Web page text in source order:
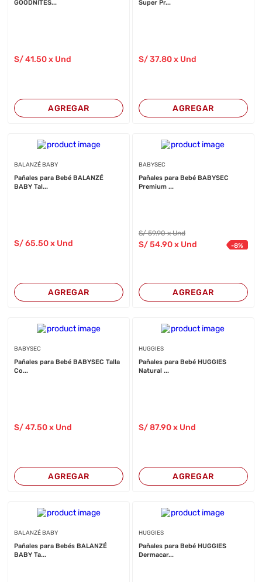
GOODNITES...
S/41.50 x Und
AGREGAR
Super Pr...
S/37.80x Und
AGREGAR
BALANZÉ BABY
Pañales para Bebé BALANZÉ
BABY Tal...
S/65.50 x Und
AGREGAR
BABYSEC
Pañales para Bebé BABYSEC
Premium ...
S/59.90 x Und
S/54.90x Und -8%
AGREGAR
BABYSEC
Pañales para Bebé BABYSEC Talla
Co...
S/47.50 x Und
AGREGAR
HUGGIES
Pañales para Bebé HUGGIES
Natural ...
S/87.90x Und
AGREGAR
BALANZÉ BABY
Pañales para Bebés BALANZÉ
BABY Ta...
HUGGIES
Pañales para Bebé HUGGIES
Dermacar...